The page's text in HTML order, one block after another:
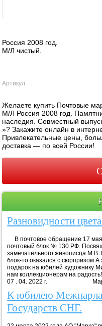
Россия 2008 год.
М/Л чистый.
Артикул
Желаете купить Почтовые
М/Л Россия 2008 год.
наследия. Совместный
»? Закажите онлайн в
Привлекательные цены,
доставка — по всей России!
Разновидности
В почтовое обращение 17 мая
почтовый блок № 130 РФ.
замечательного живописца
блок-то оказался с сюрпризом
подарок на юбилей художнику
нам
07 . 04. 2022 г. Марка
К юбилею
Государств СНГ.